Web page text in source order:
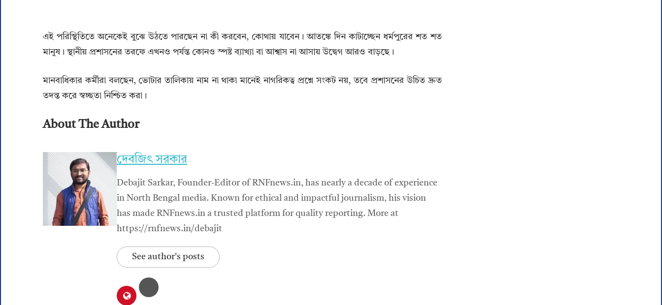
এই পরিস্থিতিতে অনেকেই বুঝে উঠতে পারছেন না কী করবেন, কোথায় যাবেন। আতঙ্কে দিন কাটাচ্ছেন ধর্মপুরের শত শত
মানুষ। স্থানীয় প্রশাসনের তরফে এখনও পর্যন্ত কোনও স্পষ্ট ব্যাখ্যা বা আশ্বাস না আসায় উদ্বেগ আরও বাড়ছে।
মানবাধিকার কর্মীরা বলছেন, ভোটার তালিকায় নাম না থাকা মানেই নাগরিকত্ব প্রশ্নে সংকট নয়, তবে প্রশাসনের উচিত দ্রুত
তদন্ত করে স্বচ্ছতা নিশ্চিত করা।
About The Author
দেবজিৎ সরকার
Debajit Sarkar, Founder-Editor of RNFnews.in, has nearly a decade of experience
in North Bengal media. Known for ethical and impactful journalism, his vision
has made RNFnews.in a trusted platform for quality reporting. More at
https://rnfnews.in/debajit
See author's posts